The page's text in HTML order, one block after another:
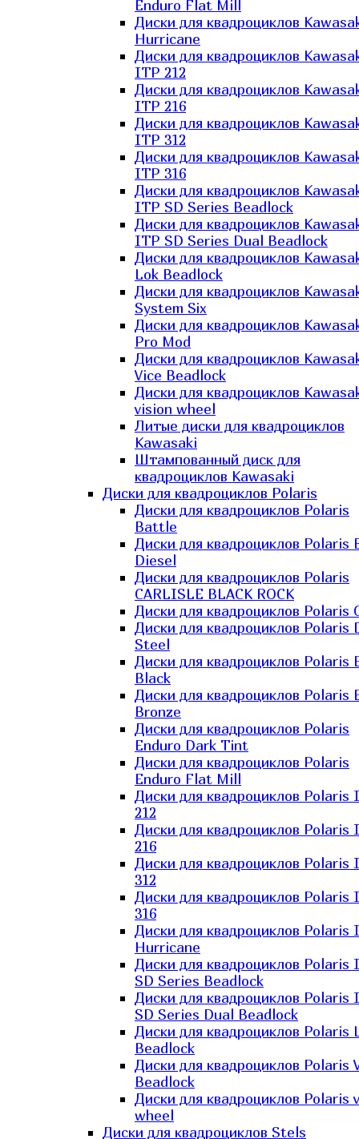
Enduro Flat Mill
Диски для квадроциклов
Hurricane
Диски для квадроциклов
ITP 212
Диски для квадроциклов
ITP 216
Диски для квадроциклов
ITP 312
Диски для квадроциклов
ITP 316
Диски для квадроциклов
ITP SD Series Beadlock
Диски для квадроциклов
ITP SD Series Dual Beadlock
Диски для квадроциклов
Lok Beadlock
Диски для квадроциклов
System Six
Диски для квадроциклов
Pro Mod
Диски для квадроциклов
Vice Beadlock
Диски для квадроциклов
vision wheel
Литые диски для квадроциклов
Kawasaki​
Штампованный диск для
квадроциклов Kawasaki​
Диски для квадроциклов Polaris
Диски для квадроциклов Polaris
Battle
Диски для квадроциклов Polaris
Diesel
Диски для квадроциклов Polaris
CARLISLE BLACK ROCK
Диски для квадроциклов Polaris
Диски для квадроциклов Polaris
Steel
Диски для квадроциклов Polaris
Black
Диски для квадроциклов Polaris
Bronze
Диски для квадроциклов Polaris
Enduro Dark Tint
Диски для квадроциклов Polaris
Enduro Flat Mill
Диски для квадроциклов Polaris
212
Диски для квадроциклов Polaris
216
Диски для квадроциклов Polaris
312
Диски для квадроциклов Polaris
316
Диски для квадроциклов Polaris
Hurricane
Диски для квадроциклов Polaris
SD Series Beadlock
Диски для квадроциклов Polaris
SD Series Dual Beadlock
Диски для квадроциклов Polaris
Beadlock
Диски для квадроциклов Polaris
Beadlock
Диски для квадроциклов Polaris
wheel
Диски для квадроциклов Stels